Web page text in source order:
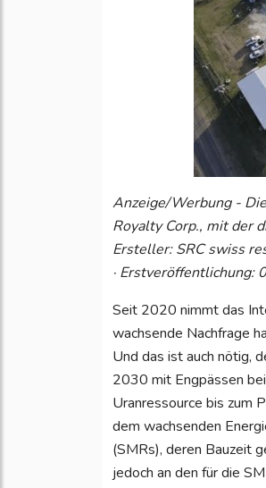
Anzeige/Werbung -
Royalty Corp., mit der
Ersteller: SRC swiss
·
Seit 2020 nimmt das
wachsende Nachfrage
Und das ist auch nötig,
2030 mit Engpässen
Uranressource bis zum
dem wachsenden
(SMRs), deren Bauzeit
jedoch an den für die